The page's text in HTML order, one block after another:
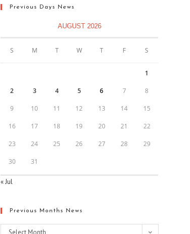
Previous Days News
AUGUST 2026
S M T W T F S
1
2 3 4 5 6 7 8
9 10 11 12 13 14 15
16 17 18 19 20 21 22
23 24 25 26 27 28 29
30 31
« Jul
Previous Months News